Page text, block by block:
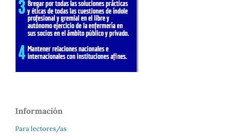
Información
Para lectores/as